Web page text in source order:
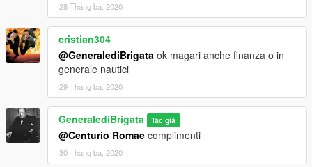
28 Tháng ba, 2020
cristian304
@GeneralediBrigata ok magari anche finanza o in
generale nautici
29 Tháng ba, 2020
GeneralediBrigata Tác giả
@Centurio Romae complimenti
30 Tháng ba, 2020